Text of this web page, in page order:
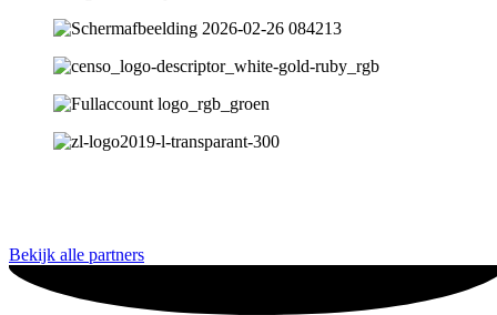
Bekijk alle partners